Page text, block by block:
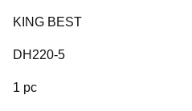
KING BEST
DH220-5
1 pc